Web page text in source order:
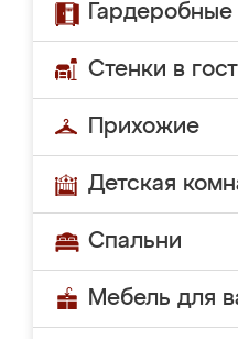
Гардеробные
Стенки в
Прихожие
Детская
Спальни
Мебель для